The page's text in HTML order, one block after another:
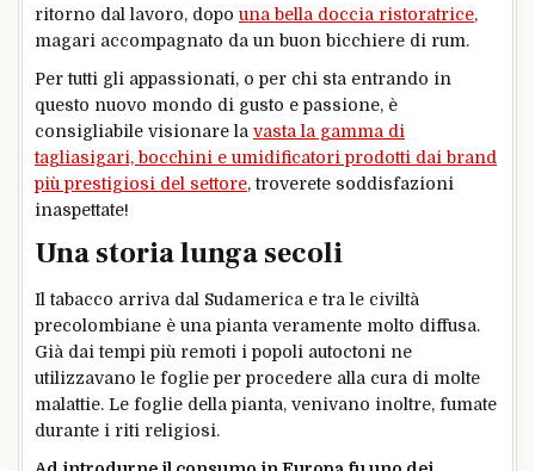
ritorno dal lavoro, dopo una bella doccia ristoratrice,
magari accompagnato da un buon bicchiere di rum.
Per tutti gli appassionati, o per chi sta entrando in
questo nuovo mondo di gusto e passione, è
consigliabile visionare la vasta la gamma di
tagliasigari, bocchini e umidificatori prodotti dai brand
più prestigiosi del settore, troverete soddisfazioni
inaspettate!
Una storia lunga secoli
Il tabacco arriva dal Sudamerica e tra le civiltà
precolombiane è una pianta veramente molto diffusa.
Già dai tempi più remoti i popoli autoctoni ne
utilizzavano le foglie per procedere alla cura di molte
malattie. Le foglie della pianta, venivano inoltre, fumate
durante i riti religiosi.